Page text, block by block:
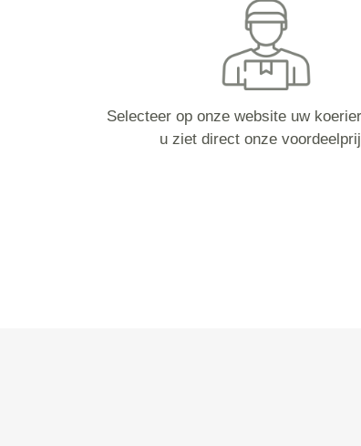
Selecteer op onze website uw
u ziet direct onze